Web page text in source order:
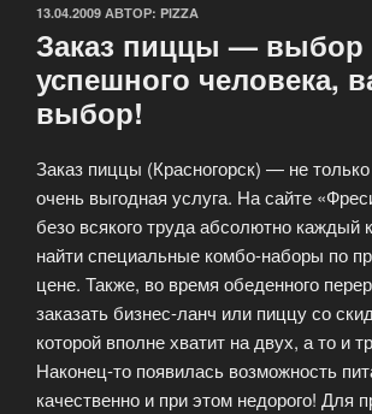
ОПУБЛИКОВАНО
13.04.2009 АВТОР: PIZZA
Заказ пиццы — выбор
успешного человека,
выбор!
Заказ пиццы (Красногорск) — не
очень выгодная услуга. На сайте
безо всякого труда абсолютно каждый
найти специальные комбо-наборы по
цене. Также, во время обеденного
заказать бизнес-ланч или пиццу со
которой вполне хватит на двух, а то и
Наконец-то появилась возможность
качественно и при этом недорого! Для